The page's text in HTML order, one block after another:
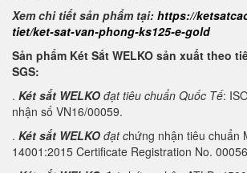
Xem chi tiết sản phẩm tại: https://
tiet/ket-sat-van-phong-ks125-e-gold
Sản phẩm Két Sắt WELKO sản xuất theo
SGS:
. Két sắt WELKO đạt tiêu chuẩn Quốc Tế:
nhận số VN16/00059.
. Két sắt WELKO đạt chứng nhận tiêu chuẩn
14001:2015 Certificate Registration No.